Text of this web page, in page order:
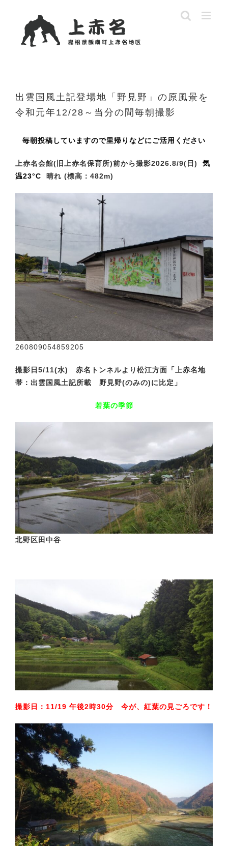
content
出雲国風土記登場地「野見野」の原風景を
令和元年12/28～当分の間毎朝撮影
毎朝投稿していますので里帰りなどにご活用ください
上赤名会館(旧上赤名保育所)前から撮影2026.8/9(日 )
気
温23°C 晴れ (標高：482m)
260809054859205
撮影日5/11(水) 赤名トンネルより松江方面「上赤名地
帯：出雲国風土記所載 野見野(のみの)に比定」
若葉の季節
北野区田中谷
撮影日：11/19 午後2時30分 今が、紅葉の見ごろです！